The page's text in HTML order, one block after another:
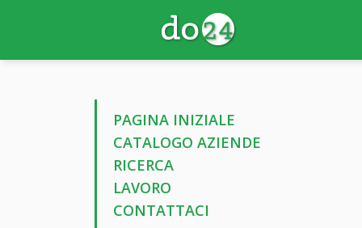
PAGINA INIZIALE
CATALOGO AZIENDE
RICERCA
LAVORO
CONTATTACI